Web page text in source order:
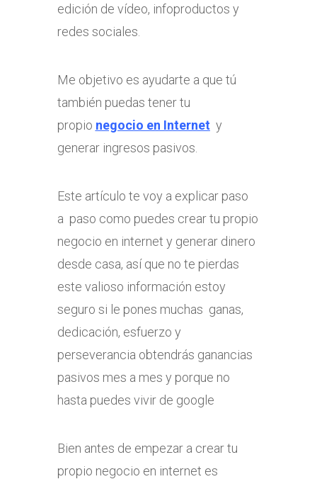
edición de vídeo, infoproductos y
redes sociales.
Me objetivo es ayudarte a que tú
también puedas tener tu
propio negocio en Internet y
generar ingresos pasivos.
Este artículo te voy a explicar paso
a paso como puedes crear tu propio
negocio en internet y generar dinero
desde casa, así que no te pierdas
este valioso información estoy
seguro si le pones muchas ganas,
dedicación, esfuerzo y
perseverancia obtendrás ganancias
pasivos mes a mes y porque no
hasta puedes vivir de google
Bien antes de empezar a crear tu
propio negocio en internet es